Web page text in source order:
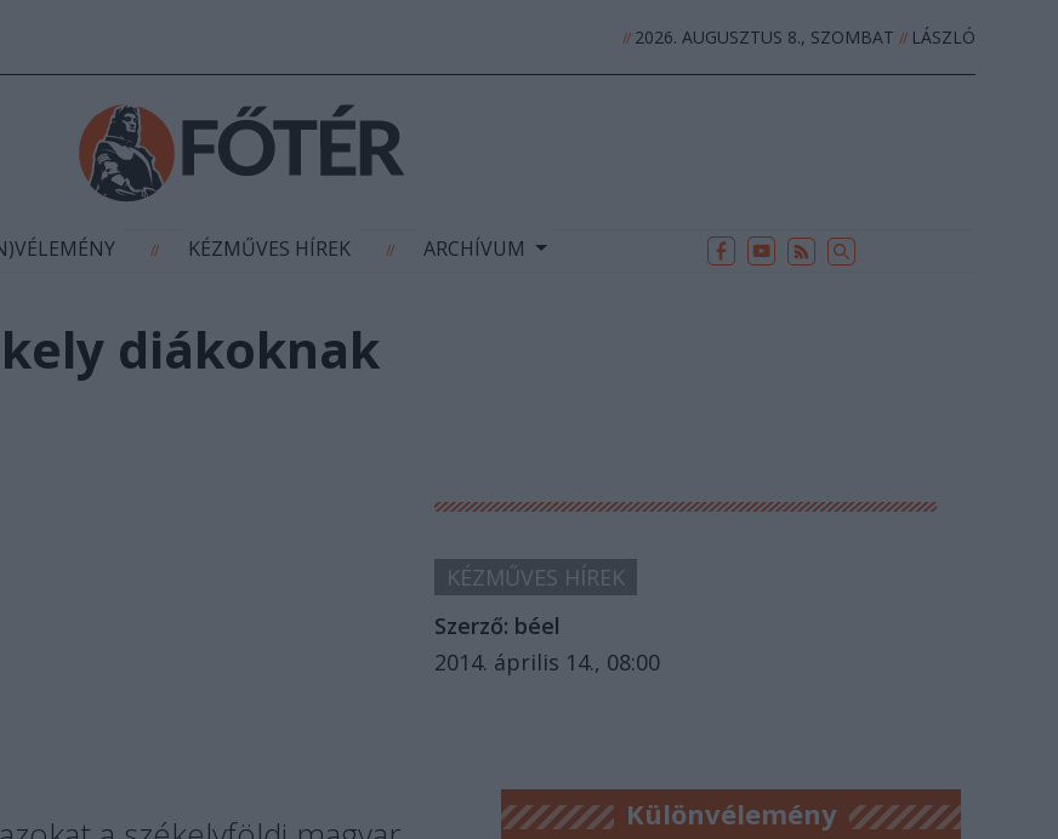
//2026. AUGUSZTUS 8., SZOMBAT //LÁSZLÓ
ARCHÍVUM
// KÉZMŰVES HÍREK // ARCHÍVUM
diákoknak
KÉZMŰVES HÍREK
Szerző: béel
2014. április 14., 08:00
Különvélemény